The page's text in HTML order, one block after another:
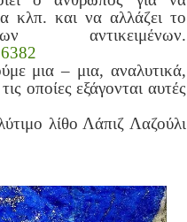
κλπ. και να αλλάζει το
αντικειμένων.
μια – μια, αναλυτικά,
οποίες εξάγονται αυτές
λίθο Λάπιζ Λαζούλι